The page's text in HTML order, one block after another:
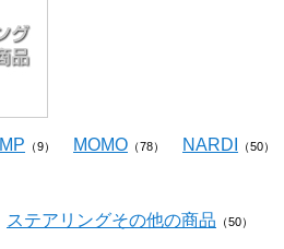
（9） MOMO （78） NARDI （50）
ステアリングその他の商品 （50）